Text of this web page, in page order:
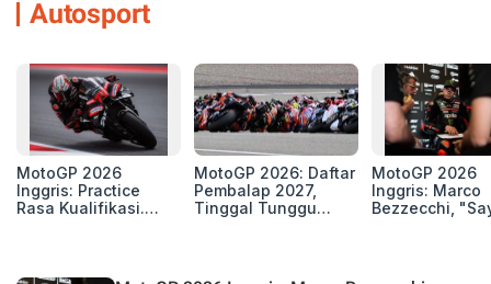
Autosport
MotoGP 2026
Inggris: Practice
Rasa Kualifikasi.
Silverstone!
MotoGP 2026: Daftar
Pembalap 2027,
Tinggal Tunggu
MotoGP 2026
Inggris: Marco
Bezzecchi,